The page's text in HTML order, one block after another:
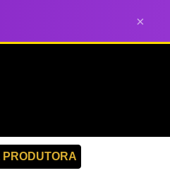
×
PRODUTORA